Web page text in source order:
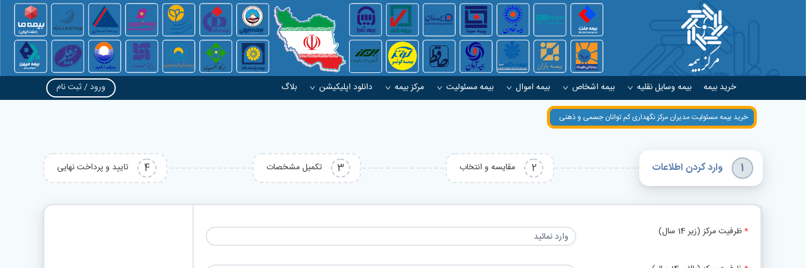
خرید بیمه بیمه وسایل نقلیه بیمه اشخاص بیمه اموال بیمه مسئولیت مرکز بیمه دانلود اپلیکیشن بلاگ ورود / ثبت نام
خرید بیمه مسئولیت مدیران مرکز نگهداری کم توانان جسمی و ذهنی
1 وارد کردن اطلاعات 2 مقایسه و انتخاب 3 تکمیل مشخصات 4 تایید و پرداخت نهایی
ظرفیت مرکز (زیر 14 سال)